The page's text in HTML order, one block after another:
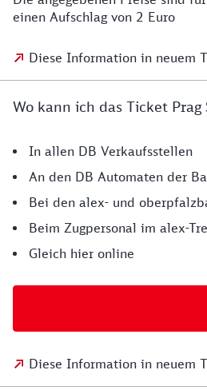
einen Aufschlag von 2 Euro
Diese Information in neuem
Wo kann ich das Ticket Prag
In allen DB Verkaufsstellen
An den DB Automaten der
Bei den alex- und
Beim Zugpersonal im alex-
Gleich hier online
Diese Information in neuem